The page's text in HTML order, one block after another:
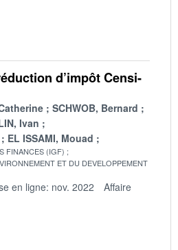
d’impôt Censi-
SCHWOB, Bernard
Ivan
EL ISSAMI, Mouad
FINANCES (IGF)
ET DU DEVELOPPEMENT
en ligne: nov. 2022
Affaire